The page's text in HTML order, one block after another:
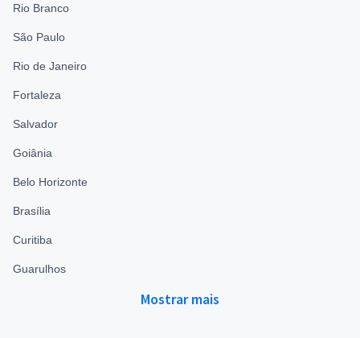
Rio Branco
São Paulo
Rio de Janeiro
Fortaleza
Salvador
Goiânia
Belo Horizonte
Brasília
Curitiba
Guarulhos
Mostrar mais